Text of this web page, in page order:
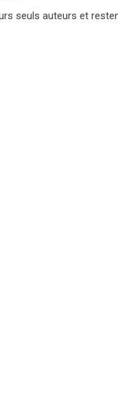
seuls auteurs et